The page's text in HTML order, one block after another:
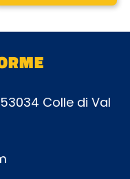
Colle di Val